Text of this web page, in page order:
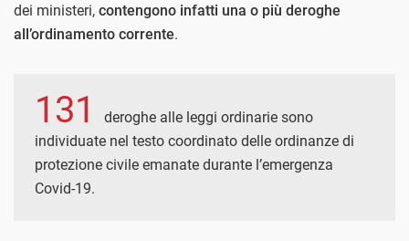
dei ministeri, contengono infatti una o più deroghe
all’ordinamento corrente.
131
deroghe alle leggi ordinarie sono
individuate nel testo coordinato delle ordinanze di
protezione civile emanate durante l’emergenza
Covid-19.